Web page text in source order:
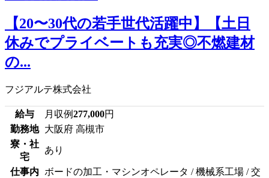
【20〜30代の若手世代活躍中】【土日
休みでプライベートも充実◎不燃建材
の...
フジアルテ株式会社
給与 月収例277,000円
勤務地
大阪府 高槻市
寮・社
宅
あり
仕事内
ボードの加工・マシンオペレータ / 機械系工場 / 交